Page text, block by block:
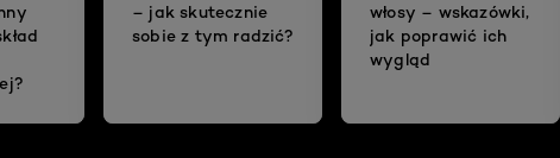
– jak skutecznie
sobie z tym radzić?
włosy – wskazówki,
jak poprawić ich
wygląd